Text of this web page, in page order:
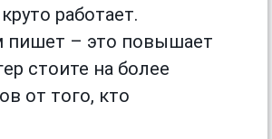
работает.
пишет – это повышает
стоите на более
от того, кто